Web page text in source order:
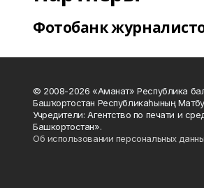
Фотобанк
© 2008-2026 «Аманат» Республика
Башҡортостан Республикаһының
Учредители: Агентство по печати и
Башкортостан».
Об использовании персональных